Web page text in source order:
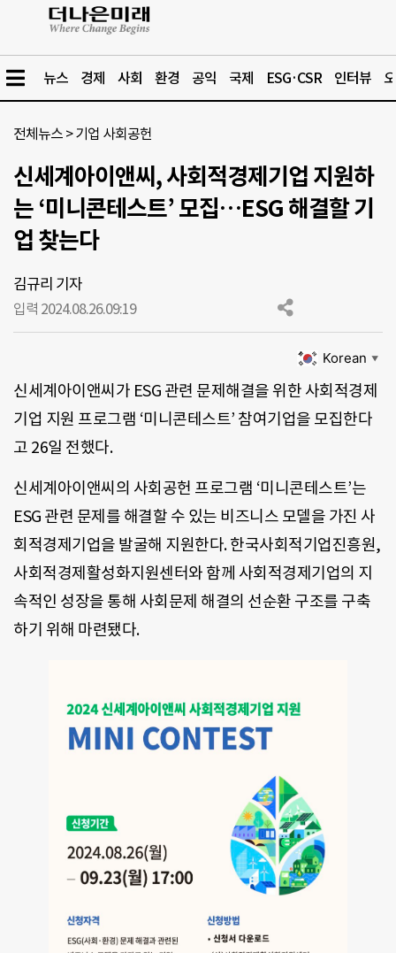
뉴스 경제 사회 환경 공익 국제 ESG·CSR 인터뷰
전체뉴스 >기업 사회공헌
신세계아이앤씨, 사회적경제기업 지원하
는 ‘미니콘테스트’ 모집…ESG 해결할 기
업 찾는다
김규리 기자
입력 2024.08.26.09:19
Korean ▼
신세계아이앤씨가 ESG 관련 문제해결을 위한 사회적경제
기업 지원 프로그램 ‘미니콘테스트’ 참여기업을 모집한다
고 26일 전했다.
신세계아이앤씨의 사회공헌 프로그램 ‘미니콘테스트’는
ESG 관련 문제를 해결할 수 있는 비즈니스 모델을 가진 사
회적경제기업을 발굴해 지원한다. 한국사회적기업진흥원,
사회적경제활성화지원센터와 함께 사회적경제기업의 지
속적인 성장을 통해 사회문제 해결의 선순환 구조를 구축
하기 위해 마련됐다.